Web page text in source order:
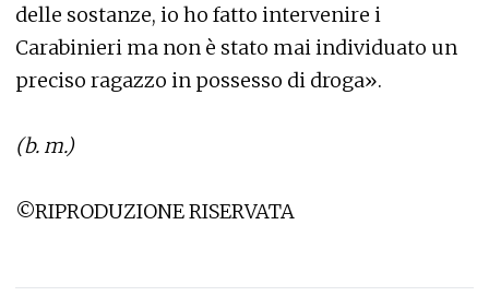
delle sostanze, io ho fatto intervenire i
Carabinieri ma non è stato mai individuato un
preciso ragazzo in possesso di droga».
(b. m.)
©RIPRODUZIONE RISERVATA